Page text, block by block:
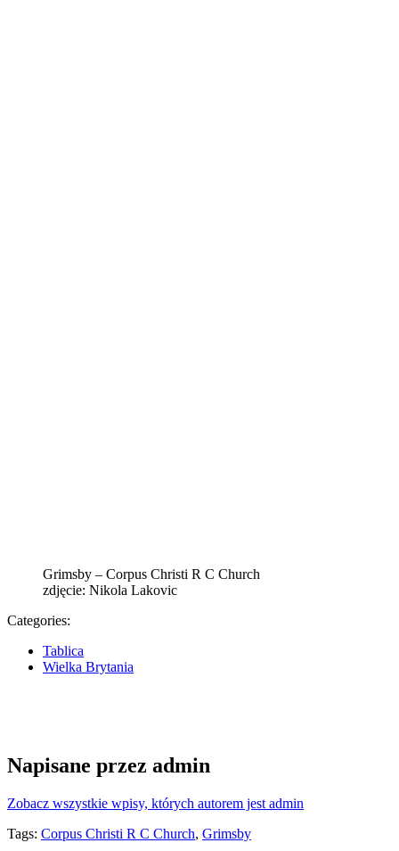
Grimsby – Corpus Christi R C Church
zdjęcie: Nikola Lakovic
Categories:
Tablica
Wielka Brytania
Napisane przez admin
Zobacz wszystkie wpisy, których autorem jest admin
Tags: Corpus Christi R C Church, Grimsby